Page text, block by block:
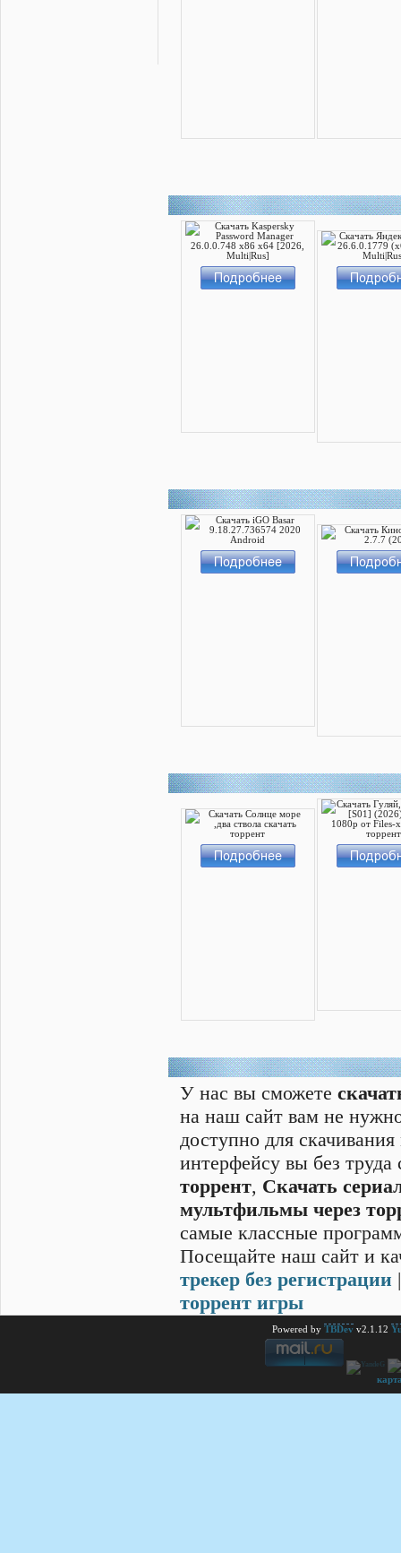
У нас вы сможете
на наш сайт вам не
доступно для
интерфейсу вы без
торрент, Скачать
мультфильмы через
самые классные
Посещайте наш сайт и
трекер без регистрации
торрент игры
Powered by TBDev v2.1.12